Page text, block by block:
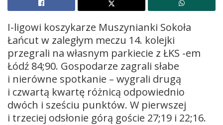
I-ligowi koszykarze Muszynianki Sokoła
Łańcut w zaległym meczu 14. kolejki
przegrali na własnym parkiecie z ŁKS -em
Łódź 84;90. Gospodarze zagrali słabe
i nierówne spotkanie – wygrali drugą
i czwartą kwartę różnicą odpowiednio
dwóch i sześciu punktów. W pierwszej
i trzeciej odsłonie górą goście 27;19 i 22;16.